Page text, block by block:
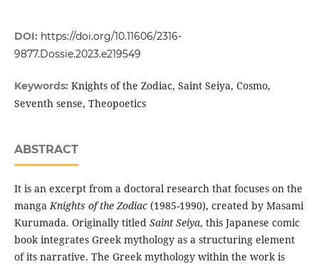
DOI: https://doi.org/10.11606/2316-
9877.Dossie.2023.e219549
Keywords: Knights of the Zodiac, Saint Seiya, Cosmo,
Seventh sense, Theopoetics
ABSTRACT
It is an excerpt from a doctoral research that focuses on the
manga Knights of the Zodiac(1985-1990), created by Masami
Kurumada. Originally titled Saint Seiya, this Japanese comic
book integrates Greek mythology as a structuring element
of its narrative. The Greek mythology within the work is